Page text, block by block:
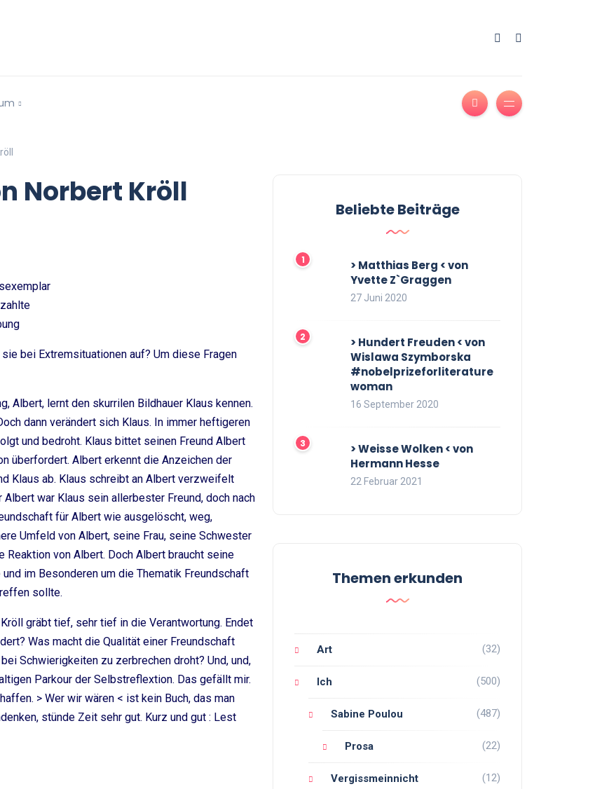
Norbert Kröll
bei Extremsituationen auf? Um diese Fragen
Albert, lernt den skurrilen Bildhauer Klaus kennen.
dann verändert sich Klaus. In immer heftigeren
und bedroht. Klaus bittet seinen Freund Albert
überfordert. Albert erkennt die Anzeichen der
Klaus ab. Klaus schreibt an Albert verzweifelt
war Klaus sein allerbester Freund, doch nach
für Albert wie ausgelöscht, weg,
Umfeld von Albert, seine Frau, seine Schwester
von Albert. Doch Albert braucht seine
im Besonderen um die Thematik Freundschaft
sollte.
gräbt tief, sehr tief in die Verantwortung. Endet
Was macht die Qualität einer Freundschaft
Schwierigkeiten zu zerbrechen droht? Und, und,
Parkour der Selbstreflextion. Das gefällt mir.
> Wer wir wären < ist kein Buch, das man
stünde Zeit sehr gut. Kurz und gut : Lest
Beliebte Beiträge
> Matthias Berg < von
Yvette Z`Graggen
27 Juni 2020
> Hundert Freuden < von
Wislawa Szymborska
#nobelprizeforliterature
woman
16 September 2020
> Weisse Wolken < von
Hermann Hesse
22 Februar 2021
Themen erkunden
Art (32)
Ich (500)
Sabine Poulou (487)
Prosa (22)
Vergissmeinnicht (12)